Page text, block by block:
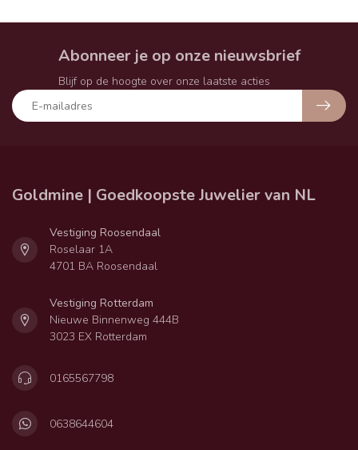
Abonneer je op onze nieuwsbrief
Blijf op de hoogte over onze laatste acties
Goldmine | Goedkoopste Juwelier van NL
Vestiging Roosendaal
Roselaar 1A
4701 BA Roosendaal
Vestiging Rotterdam
Nieuwe Binnenweg 444B
3023 EX Rotterdam
0165567798
0638644604